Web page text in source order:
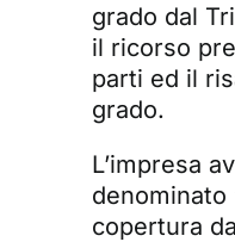
grado dal
il ricorso
parti ed il
grado.
L’impresa
denominato
copertura